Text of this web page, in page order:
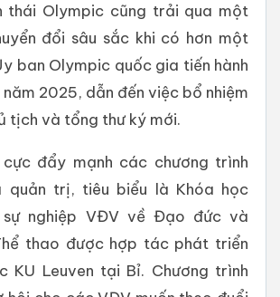
thái Olympic cũng trải qua một
đổi sâu sắc khi có hơn một
ban Olympic quốc gia tiến hành
2025, dẫn đến việc bổ nhiệm
tịch và tổng thư ký mới.
đẩy mạnh các chương trình
quản trị, tiêu biểu là Khóa học
sự nghiệp VĐV về Đạo đức và
thao được hợp tác phát triển
KU Leuven tại Bỉ. Chương trình